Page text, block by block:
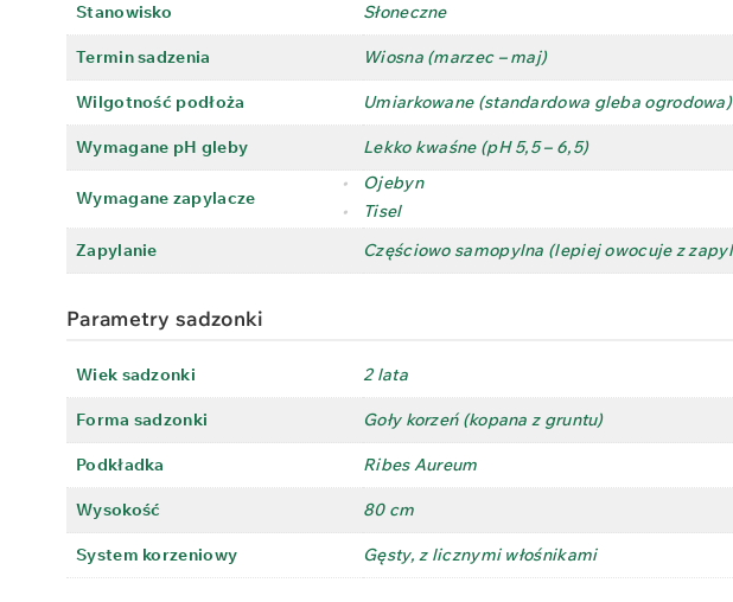
Stanowisko Słoneczne
Termin sadzenia Wiosna (marzec – maj)
Wilgotność podłoża Umiarkowane (standardowa gleba ogrodowa)
Wymagane pH gleby Lekko kwaśne (pH 5,5 – 6,5)
Wymagane zapylacze
•
Ojebyn
•
Tisel
Zapylanie
Częściowo samopylna (lepiej owocuje z
Parametry sadzonki
Wiek sadzonki 2 lata
Forma sadzonki Goły korzeń (kopana z gruntu)
Podkładka Ribes Aureum
Wysokość 80 cm
System korzeniowy Gęsty, z licznymi włośnikami